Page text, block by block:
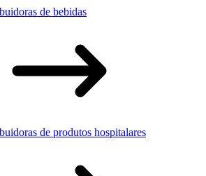
de bebidas
de produtos hospitalares